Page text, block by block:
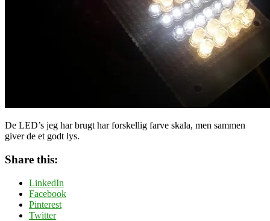
De LED’s jeg har brugt har forskellig farve skala, men sammen
giver de et godt lys.
Share this:
LinkedIn
Facebook
Pinterest
Twitter